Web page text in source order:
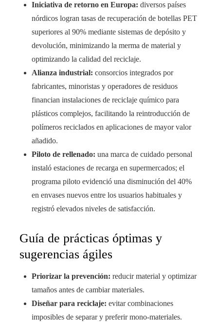
Iniciativa de retorno en Europa: diversos países
nórdicos logran tasas de recuperación de botellas PET
superiores al 90% mediante sistemas de depósito y
devolución, minimizando la merma de material y
optimizando la calidad del reciclaje.
Alianza industrial: consorcios integrados por
fabricantes, minoristas y operadores de residuos
financian instalaciones de reciclaje químico para
plásticos complejos, facilitando la reintroducción de
polímeros reciclados en aplicaciones de mayor valor
añadido.
Piloto de rellenado: una marca de cuidado personal
instaló estaciones de recarga en supermercados; el
programa piloto evidenció una disminución del 40%
en envases nuevos entre los usuarios habituales y
registró elevados niveles de satisfacción.
Guía de prácticas óptimas y
sugerencias ágiles
Priorizar la prevención: reducir material y optimizar
tamaños antes de cambiar materiales.
Diseñar para reciclaje: evitar combinaciones
imposibles de separar y preferir mono-materiales.